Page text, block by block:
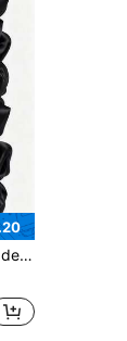
de goma para el cabello